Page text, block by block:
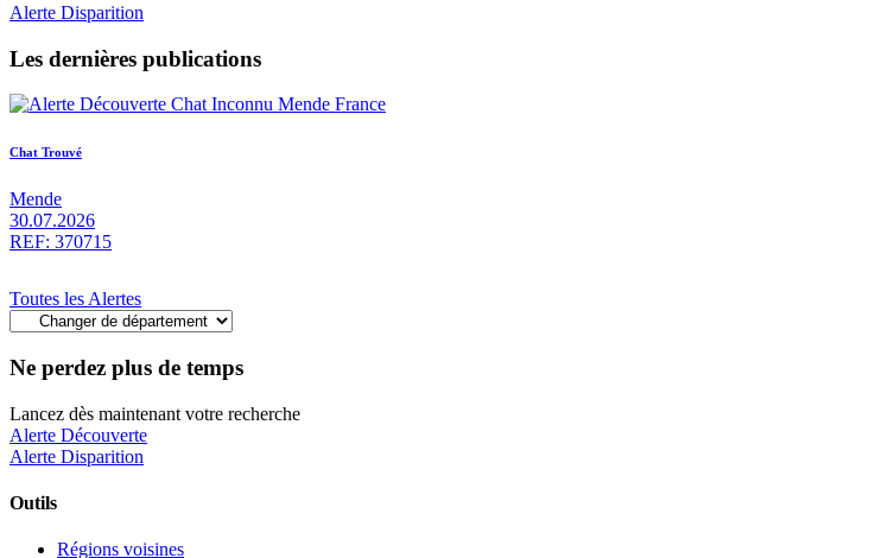
Alerte Disparition
Les dernières publications
Chat Trouvé
Mende
30.07.2026
REF: 370715
Toutes les Alertes
Ne perdez plus de temps
Lancez dès maintenant votre recherche
Alerte Découverte
Alerte Disparition
Outils
Régions voisines